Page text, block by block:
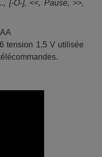
2
2
750
[-O-], <<, Pause, >>,
tension 1,5 V utilisée